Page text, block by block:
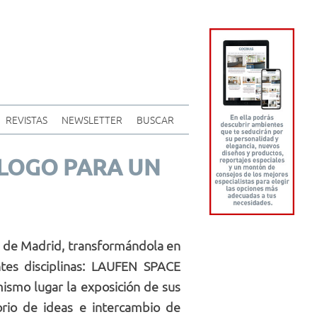
REVISTAS NEWSLETTER BUSCAR
PARA UN
de Madrid, transformándola en
disciplinas: LAUFEN SPACE
lugar la exposición de sus
de ideas e intercambio de